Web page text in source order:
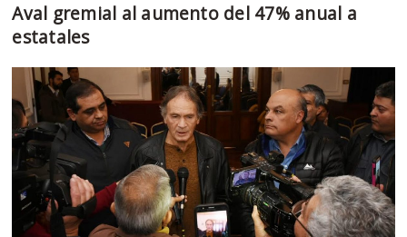
Aval gremial al aumento del 47% anual a
estatales